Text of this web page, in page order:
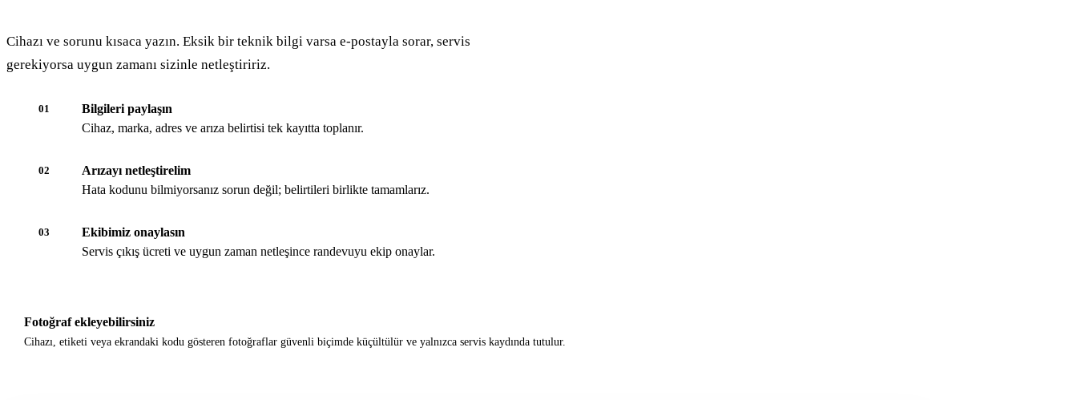
Cihazı ve sorunu kısaca yazın. Eksik bir teknik bilgi varsa e-postayla sorar, servis
gerekiyorsa uygun zamanı sizinle netleştiririz.
01
Bilgileri paylaşın
Cihaz, marka, adres ve arıza belirtisi tek kayıtta toplanır.
02
Arızayı netleştirelim
Hata kodunu bilmiyorsanız sorun değil; belirtileri birlikte tamamlarız.
03
Ekibimiz onaylasın
Servis çıkış ücreti ve uygun zaman netleşince randevuyu ekip onaylar.
Fotoğraf ekleyebilirsiniz
Cihazı, etiketi veya ekrandaki kodu gösteren fotoğraflar güvenli biçimde küçültülür ve yalnızca servis kaydında tutulur.